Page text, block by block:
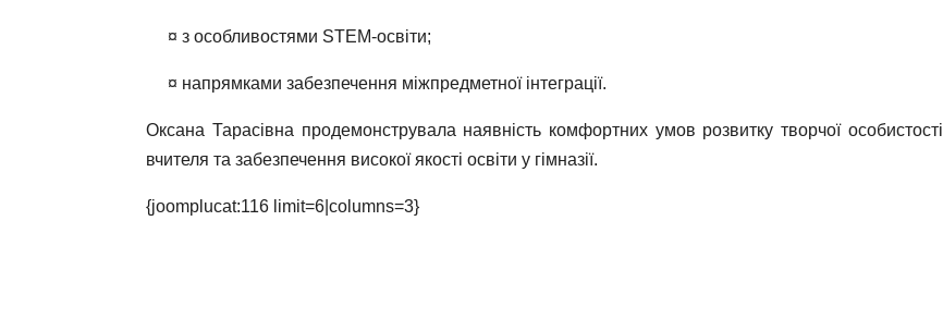
¤ з особливостями STEM-освіти;
¤ напрямками забезпечення міжпредметної інтеграції.
Оксана Тарасівна продемонструвала наявність комфортних умов розвитку творчої особистості
вчителя та забезпечення високої якості освіти у гімназії.
{joomplucat:116 limit=6|columns=3}